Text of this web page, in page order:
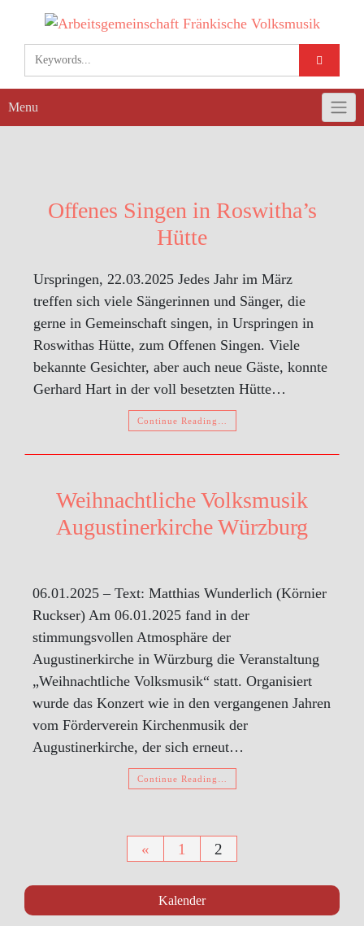
content
Menu
Offenes Singen in Roswitha’s
Hütte
Urspringen, 22.03.2025 Jedes Jahr im März
treffen sich viele Sängerinnen und Sänger, die
gerne in Gemeinschaft singen, in Urspringen in
Roswithas Hütte, zum Offenen Singen. Viele
bekannte Gesichter, aber auch neue Gäste, konnte
Gerhard Hart in der voll besetzten Hütte…
Continue Reading…
Weihnachtliche Volksmusik
Augustinerkirche Würzburg
06.01.2025 – Text: Matthias Wunderlich (Körnier
Ruckser) Am 06.01.2025 fand in der
stimmungsvollen Atmosphäre der
Augustinerkirche in Würzburg die Veranstaltung
„Weihnachtliche Volksmusik“ statt. Organisiert
wurde das Konzert wie in den vergangenen Jahren
vom Förderverein Kirchenmusik der
Augustinerkirche, der sich erneut…
Continue Reading…
Seitennummerierung
der
Beiträge
« 1 2
Kalender